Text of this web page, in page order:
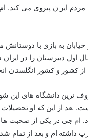
ایران پیروی می‌ کند.
به بازی با
اول دبیرستان را در
کشور و کشور انگلستان
ترین دانشگاه های این
از این که او تحصیلات
ام جی در یکی از صحبت
داشته‌ ام و بعد از تمام